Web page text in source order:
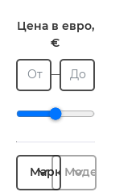
Цена в евро,
€
От До
МаркаМодель